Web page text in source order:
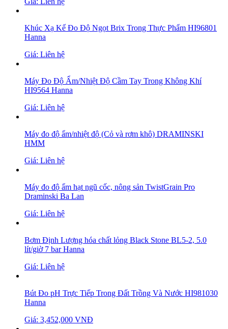
Khúc Xạ Kế Đo Độ Ngọt Brix Trong Thực Phẩm HI96801
Hanna
Giá: Liên hệ
Máy Đo Độ Ẩm/Nhiệt Độ Cầm Tay Trong Không Khí
HI9564 Hanna
Giá: Liên hệ
Máy đo độ ẩm/nhiệt độ (Cỏ và rơm khô) DRAMINSKI
HMM
Giá: Liên hệ
Máy đo độ ẩm hạt ngũ cốc, nông sản TwistGrain Pro
Draminski Ba Lan
Giá: Liên hệ
Bơm Định Lượng hóa chất lỏng Black Stone BL5-2, 5.0
lít/giờ 7 bar Hanna
Giá: Liên hệ
Bút Đo pH Trực Tiếp Trong Đất Trồng Và Nước HI981030
Hanna
Giá: 3,452,000 VNĐ